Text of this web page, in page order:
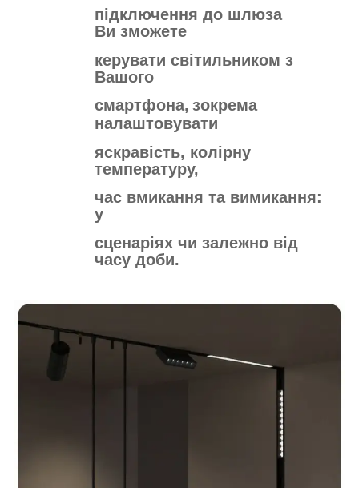
підключення до шлюза
Ви зможете
керувати світильником з
Вашого
смартфона, зокрема
налаштовувати
яскравість, колірну
температуру,
час вмикання та вимикання:
у
сценаріях чи залежно від
часу доби.